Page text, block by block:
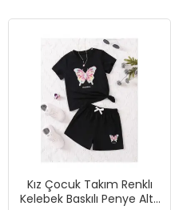
Kız Çocuk Takım Renklı
Kelebek Baskılı Penye Alt-